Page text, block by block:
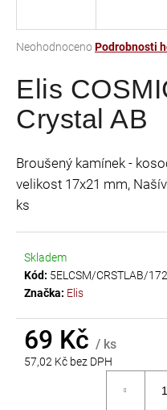
Průměrné
produktu
je
0,0
hvězdiček.
NeohodnocenoPodrobnosti
Elis
Crystal AB
Broušený kamínek -
velikost 17x21 mm,
ks
Skladem
Kód: 5ELCSM/CRSTLAB/
Značka: Elis
69 Kč / ks
57,02 Kč bez DPH
j
t
?
HLEDAT
D
o
p